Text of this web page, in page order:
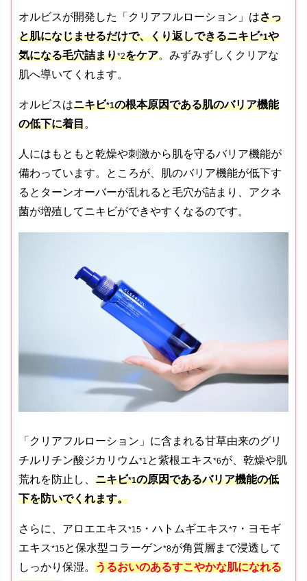
オルビスが開発した「クリアフルローション」はさっ
と肌になじませるだけで、くり返しできるニキビ*1や
気になる毛穴詰まり*2をケア。みずみずしくクリアな
肌へ導いてくれます。
オルビスはニキビ*1の根本原因である肌のバリア機能
の低下に着目。
人にはもともと乾燥や刺激から肌を守るバリア機能が
備わっています。ところが、肌のバリア機能が低下す
るとターンオーバーが乱れると毛穴が詰まり、アクネ
菌が増殖してニキビができやすくなるのです。
「クリアフルローション」に含まれる甘草由来のグリ
チルリチン酸ジカリウム*1 と紫根エキス*6が、乾燥や肌
荒れを防止し、 ニキビ*1の原因であるバリア機能の低
下を防いでくれます。
さらに、アロエエキス*15 ・ハトムギエキス*7 ・ヨモギ
エキス*15と保水型コラーゲン*8が角質層まで浸透して
しっかり保湿。
うるおいのあるすこやかな肌になれる